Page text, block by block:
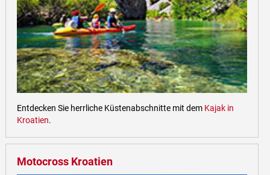
Entdecken Sie herrliche Küstenabschnitte mit dem Kajak in
Kroatien.
Motocross Kroatien